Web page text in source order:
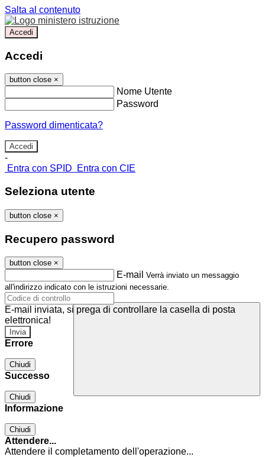
Salta al contenuto
Accedi
Accedi
button close ×
Nome Utente
Password
Password dimenticata?
-
Entra con SPID
Entra con CIE
Seleziona utente
button close ×
Recupero password
button close ×
E-mail Verrà inviato un messaggio
all'indirizzo indicato con le istruzioni necessarie.
E-mail inviata, si prega di controllare la casella di posta
elettronica!
Errore
Chiudi
Successo
Chiudi
Informazione
Chiudi
Attendere...
Attendere il completamento dell'operazione...